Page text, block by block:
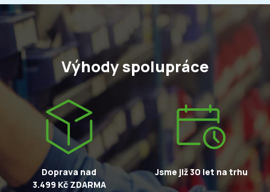
Výhody spolupráce
Doprava nad
3.499 Kč ZDARMA
Jsme již 30 let na trhu